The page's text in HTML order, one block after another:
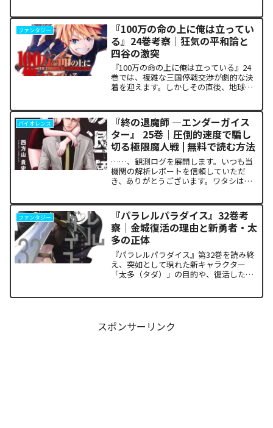
ど熱く焦がすのでしょうか。本記事で
は、13巻で明かされた驚愕...
ファンタジー
『100万の命の上に俺は立ってい
る』24巻考察｜狂気の平和論と
四谷の激突
『100万の命の上に俺は立っている』24
巻では、複雑な三国停戦交渉が劇的な決
着を迎えます。しかしその直後、地球を
ち塞がります。彼が主張する「狂気の平
和論」と四谷友助たち...
バイオレンス
『終の退魔師 ―エンダーガイス
ター』 25巻｜圧倒的速度で騙し
切る極限魔人戦 | 無料で読む方法
……、観測ログを展開します。いつも当
機関の解析レポートを信頼していただ
き、ありがとうございます。ワタシは
の脳髄にどのような認知的カタルシスを
発生させているの...
ファンタジー
『パラレルパラダイス』32巻考
察｜金城復活の理由と新勇者・太
多の正体
『パラレルパラダイス』第32巻を読み終
え、突如として現れた新キャラクター
「太多（タダ）」の目的や、復活した邪
スポンサーリンク